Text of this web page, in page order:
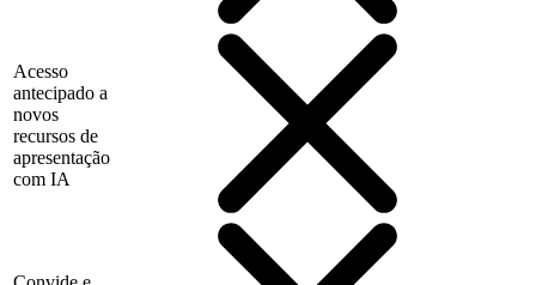
Acesso
antecipado a
novos
recursos de
apresentação
com IA